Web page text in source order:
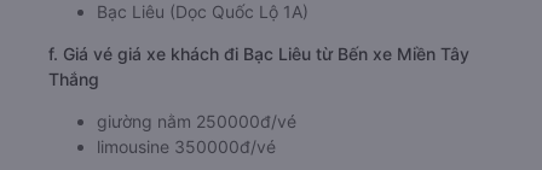
Bạc Liêu (Dọc Quốc Lộ 1A)
f. Giá vé giá xe khách đi Bạc Liêu từ Bến xe Miền Tây
Thắng
giường nằm 250000đ/vé
limousine 350000đ/vé